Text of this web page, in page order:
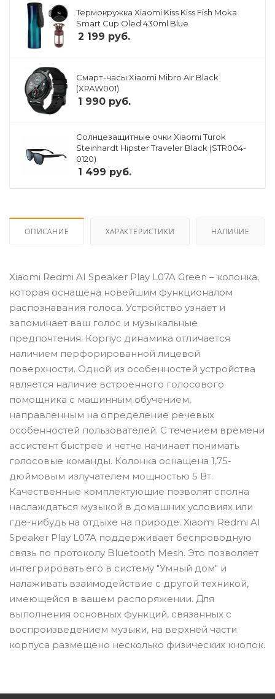
Термокружка Xiaomi Kiss Kiss Fish Moka
Smart Cup Oled 430ml Blue
2 199 руб.
Смарт-часы Xiaomi Mibro Air Black
(XPAW001)
1 990 руб.
Солнцезащитные очки Xiaomi Turok
Steinhardt Hipster Traveler Black (STR004-
0120)
1 499 руб.
ОПИСАНИЕ ХАРАКТЕРИСТИКИ НАЛИЧИЕ
Xiaomi Redmi AI Speaker Play L07A Green – колонка,
которая оснащена новейшим функционалом
распознавания голоса. Устройство узнает и
запоминает ваш голос и музыкальные
предпочтения. Корпус динамика отличается
наличием перфорированной лицевой
поверхности. Одной из особенностей устройства
является наличие встроенного голосового
помощника с машинным обучением,
направленным на определение речевых
особенностей пользователей. С течением времени
ассистент быстрее и четче начинает понимать
голосовые команды. Колонка оснащена 1,75-
дюймовым излучателем мощностью 5 Вт.
Качественные комплектующие позволят сполна
наслаждаться музыкой в домашних условиях или
где-нибудь на отдыхе на природе. Xiaomi Redmi AI
Speaker Play L07A поддерживает беспроводную
связь по протоколу Bluetooth Mesh. Это позволяет
интегрировать его в систему "Умный дом" и
налаживать взаимодействие с другой техникой,
имеющейся в вашем распоряжении. Для
выполнения основных функций, связанных с
воспроизведением музыки, на верхней части
корпуса размещено несколько физических кнопок.